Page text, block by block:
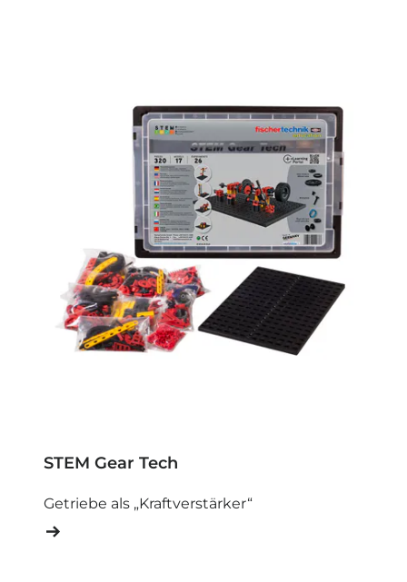
STEM Gear Tech
Getriebe als „Kraftverstärker“